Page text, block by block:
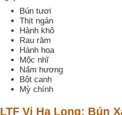
Bún tươi
Thịt ngán
Hành khô
Rau răm
Hành hoa
Mộc nhĩ
Nấm hương
Bột canh
Mỳ chính
LTF Vị Hạ Long: Bún